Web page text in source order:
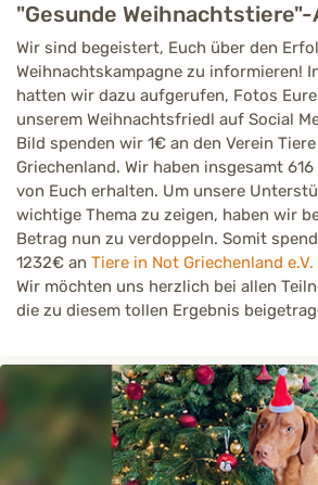
"Gesunde
Wir sind begeistert, Euch über den
Weihnachtskampagne zu informieren!
hatten wir dazu aufgerufen, Fotos
unserem Weihnachtsfriedl auf Social
Bild spenden wir 1€ an den Verein
Griechenland. Wir haben insgesamt
von Euch erhalten. Um unsere
wichtige Thema zu zeigen, haben wir
Betrag nun zu verdoppeln. Somit
1232€ an Tiere in Not Griechenland e.V.
Wir möchten uns herzlich bei allen
die zu diesem tollen Ergebnis